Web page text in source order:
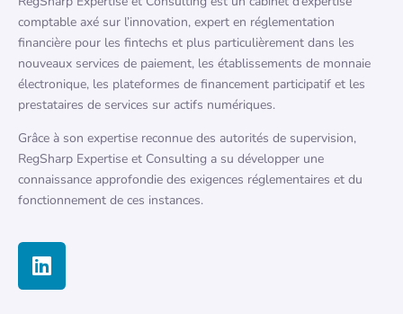
comptable axé sur l’innovation, expert en réglementation
financière pour les fintechs et plus particulièrement dans les
nouveaux services de paiement, les établissements de monnaie
électronique, les plateformes de financement participatif et les
prestataires de services sur actifs numériques.
Grâce à son expertise reconnue des autorités de supervision,
RegSharp Expertise et Consulting a su développer une
connaissance approfondie des exigences réglementaires et du
fonctionnement de ces instances.